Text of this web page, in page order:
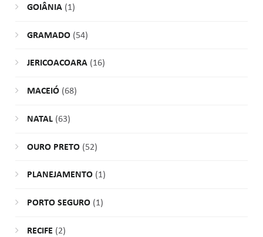
GOIÂNIA(1)
GRAMADO(54)
JERICOACOARA(16)
MACEIÓ(68)
NATAL(63)
OURO PRETO(52)
PLANEJAMENTO(1)
PORTO SEGURO(1)
RECIFE (2)